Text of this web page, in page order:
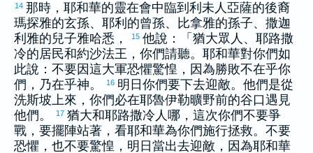
14 那時，耶和華的靈在會中臨到 利未 人 亞薩的後裔
瑪探雅的玄孫、 耶利 的曾孫、 比拿雅的孫子、 撒迦
利雅的兒子雅哈悉 ， 15 他說：「 猶大眾人、 耶路撒
冷的居民和約沙法王，你們請聽。耶和華對你們如
此說：不要因這大軍恐懼驚惶，因為勝敗不在乎你
們，乃在乎神。
16 明日你們要下去迎敵。他們是從
洗斯坡上來，你們必在耶魯伊勒曠野前的谷口遇見
他們。
17 猶大和耶路撒冷 人哪，這次你們不要爭
戰，要擺陣站著，看耶和華為你們施行拯救。不要
恐懼，也不要驚惶，明日當出去迎敵，因為耶和華